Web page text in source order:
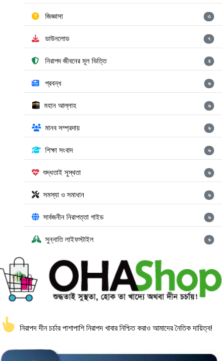
জিজ্ঞাসা ৩
ডাউনলোড ৭
নিরাপদ জীবনের মূল ভিত্তি ৪
প্রবন্ধ ৬
মহান আল্লাহ ৬
মানব সম্প্রদায় ৬
শিক্ষা সংবাদ ৬
শুদ্ধতাই সুস্থতা ৬
সমস্যা ও সমাধান ৬
সার্বজনীন নিরাপত্তা গাইড ৬
সুন্নাতি লাইফস্টাইল ৬
নিরাপদ দীন চর্চার পাশাপাশি নিরাপদ খাবার নিশ্চিত করাও আমাদের নৈতিক দায়িত্ব!